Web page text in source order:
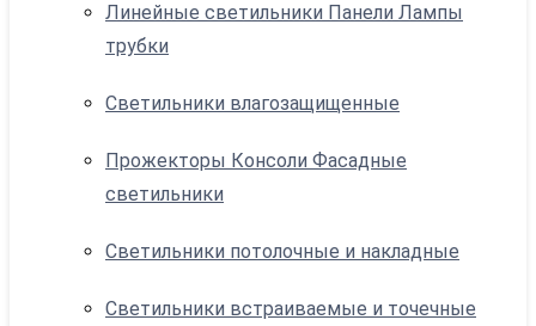
Линейные светильники Панели Лампы
трубки
Светильники влагозащищенные
Прожекторы Консоли Фасадные
светильники
Светильники потолочные и накладные
Светильники встраиваемые и точечные